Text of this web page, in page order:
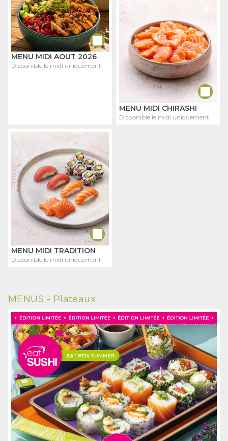
MENU MIDI AOUT 2026
Disponible le midi uniquement
MENU MIDI CHIRASHI
Disponible le midi uniquement
MENU MIDI TRADITION
Disponible le midi uniquement
MENUS - Plateaux